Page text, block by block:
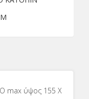
max ύψος 155 Χ